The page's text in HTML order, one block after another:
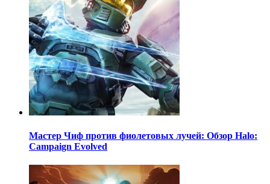
Мастер Чиф против фиолетовых лучей: Обзор Halo:
Campaign Evolved